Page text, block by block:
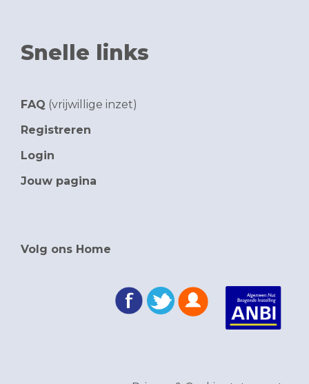
Snelle links
FAQ (vrijwillige inzet)
Registreren
Login
Jouw pagina
Volg ons Home